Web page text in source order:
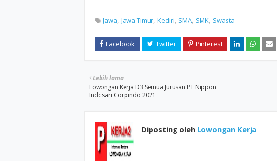
Jawa Jawa Timur Kediri SMA SMK Swasta
Lebih lama
Lowongan Kerja D3 Semua Jurusan PT Nippon
Indosari Corpindo 2021
Diposting oleh Lowongan Kerja